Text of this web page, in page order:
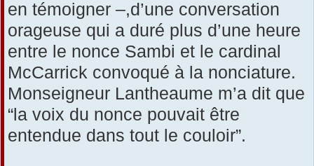
en témoigner –,d’une conversation
orageuse qui a duré plus d’une heure
entre le nonce Sambi et le cardinal
McCarrick convoqué à la nonciature.
Monseigneur Lantheaume m’a dit que
“la voix du nonce pouvait être
entendue dans tout le couloir”.